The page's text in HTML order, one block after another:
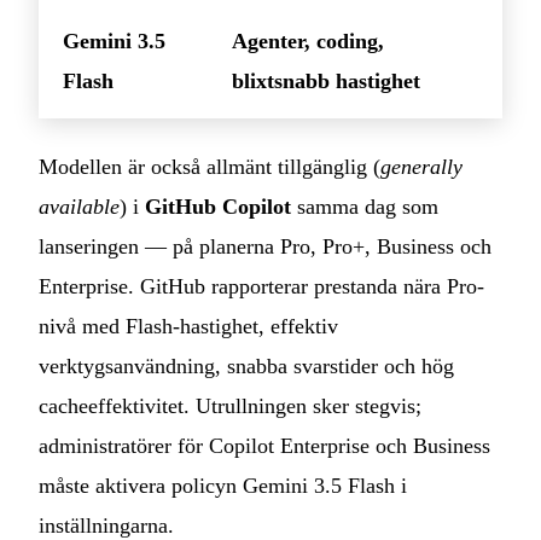
Gemini 3.5
Flash
Agenter, coding,
blixtsnabb hastighet
Modellen är också allmänt tillgänglig (generally
available) i GitHub Copilot samma dag som
lanseringen — på planerna Pro, Pro+, Business och
Enterprise. GitHub rapporterar prestanda nära Pro-
nivå med Flash-hastighet, effektiv
verktygsanvändning, snabba svarstider och hög
cacheeffektivitet. Utrullningen sker stegvis;
administratörer för Copilot Enterprise och Business
måste aktivera policyn Gemini 3.5 Flash i
inställningarna.